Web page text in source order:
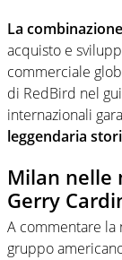
La
acquisto e
commerciale
di RedBird nel
internazionali
leggendaria
Milan nelle
Gerry
A commentare la
gruppo